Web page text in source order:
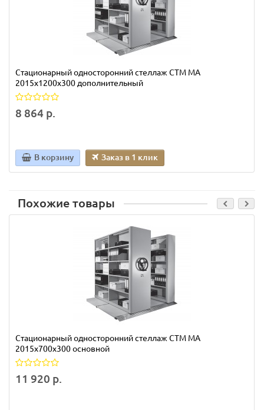
Стационарный односторонний стеллаж СТМ МА
2015х1200х300 дополнительный
8 864 р.
В корзину Заказ в 1 клик
Похожие товары
Стационарный односторонний стеллаж СТМ МА
2015х700х300 основной
11 920 р.